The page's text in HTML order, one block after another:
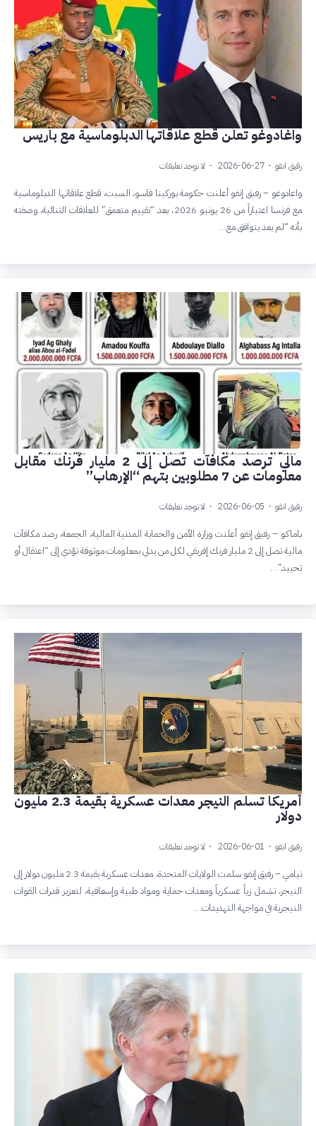
واغادوغو تعلن قطع علاقاتها الدبلوماسية مع باريس
رفيق انفو 2026-06-27 لا توجد تعليقات
واغادوغو – رفيق إنفو أعلنت حكومة بوركينا فاسو، السبت، قطع علاقاتها الدبلوماسية
مع فرنسا اعتباراً من 26 يونيو 2026، بعد “تقييم متعمق” للعلاقات الثنائية، وصفته
بأنه “لم يعد يتوافق مع…
مالي ترصد مكافآت تصل إلى 2 مليار فرنك مقابل
معلومات عن 7 مطلوبين بتهم “الإرهاب”
رفيق انفو 2026-06-05 لا توجد تعليقات
باماكو – رفيق إنفو أعلنت وزارة الأمن والحماية المدنية المالية، الجمعة، رصد مكافآت
مالية تصل إلى 2 مليار فرنك إفريقي لكل من يدلي بمعلومات موثوقة تؤدي إلى “اعتقال أو
تحييد”…
أمريكا تسلم النيجر معدات عسكرية بقيمة 2.3 مليون
دولار
رفيق انفو 2026-06-01 لا توجد تعليقات
نيامي – رفيق إنفو سلمت الولايات المتحدة، معدات عسكرية بقيمة 2.3 مليون دولار إلى
النيجر، تشمل زياً عسكرياً ومعدات حماية ومواد طبية وإسعافية، لتعزيز قدرات القوات
النيجرية في مواجهة التهديدات…